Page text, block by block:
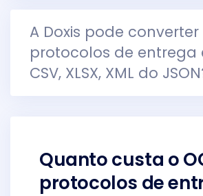
A Doxis pode converter
protocolos de entrega
CSV, XLSX, XML do
Quanto custa o
protocolos de